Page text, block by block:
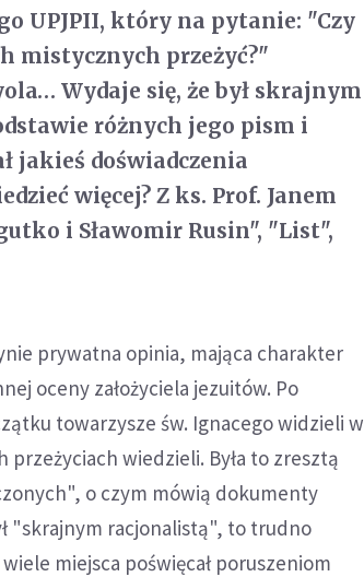
UPJPII, który na pytanie: "Czy
mistycznych przeżyć?"
Wydaje się, że był skrajnym
różnych jego pism i
jakieś doświadczenia
więcej? Z ks. Prof. Janem
i Sławomir Rusin", "List",
prywatna opinia, mająca charakter
oceny założyciela jezuitów. Po
towarzysze św. Ignacego widzieli w
wiedzieli. Była to zresztą
o czym mówią dokumenty
"skrajnym racjonalistą", to trudno
miejsca poświęcał poruszeniom